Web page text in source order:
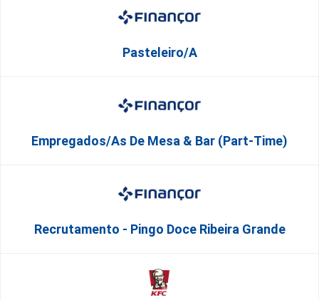
Pasteleiro/a
Empregados/as De Mesa & Bar (Part-Time)
Recrutamento - Pingo Doce Ribeira Grande